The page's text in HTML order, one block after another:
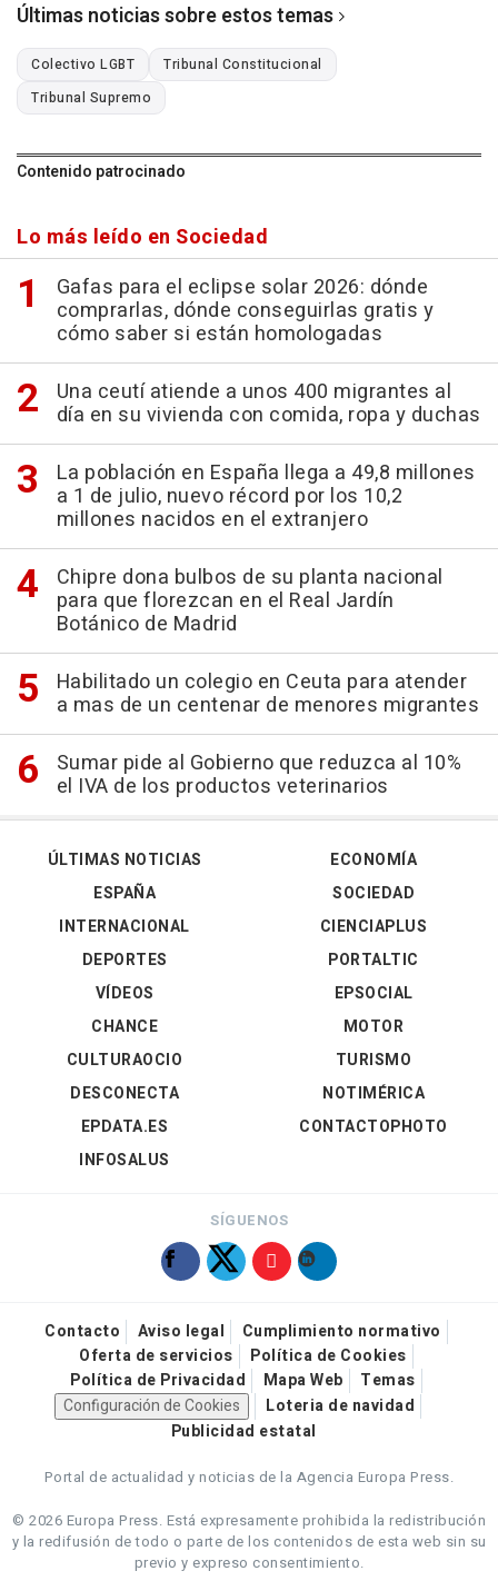
Últimas noticias sobre estos temas
Colectivo LGBT
Tribunal Constitucional
Tribunal Supremo
Contenido patrocinado
Lo más leído en Sociedad
Gafas para el eclipse solar 2026: dónde
comprarlas, dónde conseguirlas gratis y
cómo saber si están homologadas
Una ceutí atiende a unos 400 migrantes al
día en su vivienda con comida, ropa y duchas
La población en España llega a 49,8 millones
a 1 de julio, nuevo récord por los 10,2
millones nacidos en el extranjero
Chipre dona bulbos de su planta nacional
para que florezcan en el Real Jardín
Botánico de Madrid
Habilitado un colegio en Ceuta para atender
a mas de un centenar de menores migrantes
Sumar pide al Gobierno que reduzca al 10%
el IVA de los productos veterinarios
ÚLTIMAS NOTICIAS
ESPAÑA
INTERNACIONAL
DEPORTES
VÍDEOS
ECONOMÍA
SOCIEDAD
CIENCIAPLUS
PORTALTIC
EPSOCIAL
CHANCE
CULTURAOCIO
DESCONECTA
EPDATA.ES
INFOSALUS
MOTOR
TURISMO
NOTIMÉRICA
CONTACTOPHOTO
SÍGUENOS
Contacto Aviso legal
Cumplimiento normativo
Oferta de servicios
Política de Cookies
Política de Privacidad
Mapa Web
Temas
Configuración de Cookies
Loteria de navidad
Publicidad estatal
Portal de actualidad y noticias de la Agencia Europa Press.
© 2026 Europa Press. Está expresamente prohibida la redistribución
y la redifusión de todo o parte de los contenidos de esta web sin su
previo y expreso consentimiento.